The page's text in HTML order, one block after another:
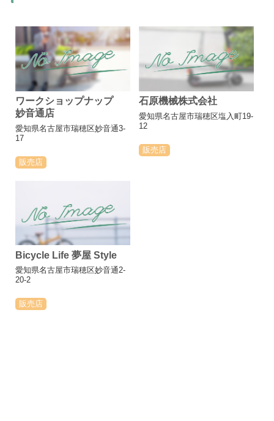
ワークショップナップ
妙音通店
愛知県名古屋市瑞穂区妙音通3-
17
販売店
石原機械株式会社
愛知県名古屋市瑞穂区塩入町19-
12
販売店
Bicycle Life 夢屋 Style
愛知県名古屋市瑞穂区妙音通2-
20-2
販売店